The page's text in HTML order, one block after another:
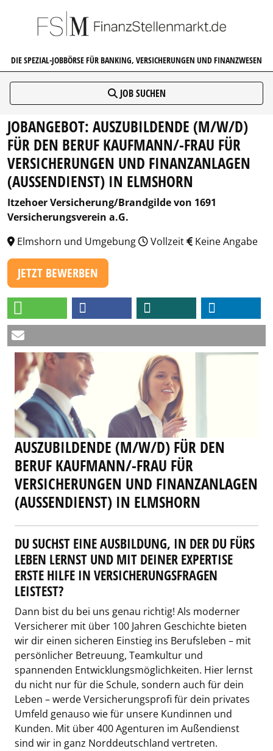
DIE SPEZIAL-JOBBÖRSE FÜR BANKING, VERSICHERUNGEN UND FINANZWESEN
JOB SUCHEN
JOBANGEBOT: AUSZUBILDENDE (M/W/D)
FÜR DEN BERUF KAUFMANN/-FRAU FÜR
VERSICHERUNGEN UND FINANZANLAGEN
(AUSSENDIENST) IN ELMSHORN
Itzehoer Versicherung/Brandgilde von 1691
Versicherungsverein a.G.
Elmshorn und Umgebung
Vollzeit Keine Angabe
JETZT BEWERBEN
AUSZUBILDENDE (M/W/D) FÜR DEN
BERUF KAUFMANN/-FRAU FÜR
VERSICHERUNGEN UND FINANZANLAGEN
(AUSSENDIENST) IN ELMSHORN
DU SUCHST EINE AUSBILDUNG, IN DER DU FÜRS
LEBEN LERNST UND MIT DEINER EXPERTISE
ERSTE HILFE IN VERSICHERUNGSFRAGEN
LEISTEST?
Dann bist du bei uns genau richtig! Als moderner
Versicherer mit über 100 Jahren Geschichte bieten
wir dir einen sicheren Einstieg ins Berufsleben – mit
persönlicher Betreuung, Teamkultur und
spannenden Entwicklungsmöglichkeiten. Hier lernst
du nicht nur für die Schule, sondern auch für dein
Leben – werde Versicherungsprofi für dein privates
Umfeld genauso wie für unsere Kundinnen und
Kunden. Mit über 400 Agenturen im Außendienst
sind wir in ganz Norddeutschland vertreten.